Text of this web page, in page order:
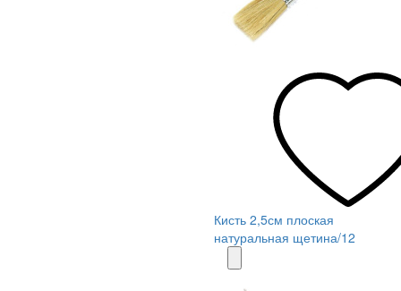
Кисть 2,5см плоская
натуральная щетина/12